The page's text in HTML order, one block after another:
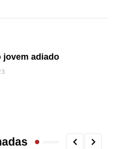
jovem adiado